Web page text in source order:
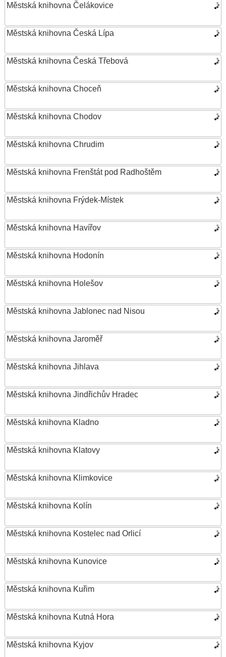
Městská knihovna Čelákovice
Městská knihovna Česká Lípa
Městská knihovna Česká Třebová
Městská knihovna Choceň
Městská knihovna Chodov
Městská knihovna Chrudim
Městská knihovna Frenštát pod Radhoštěm
Městská knihovna Frýdek-Místek
Městská knihovna Havířov
Městská knihovna Hodonín
Městská knihovna Holešov
Městská knihovna Jablonec nad Nisou
Městská knihovna Jaroměř
Městská knihovna Jihlava
Městská knihovna Jindřichův Hradec
Městská knihovna Kladno
Městská knihovna Klatovy
Městská knihovna Klimkovice
Městská knihovna Kolín
Městská knihovna Kostelec nad Orlicí
Městská knihovna Kunovice
Městská knihovna Kuřim
Městská knihovna Kutná Hora
Městská knihovna Kyjov